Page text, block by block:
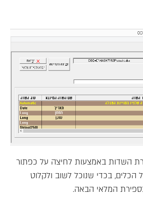
השדות באמצעות לחיצה על כפתור
בכדי שנוכל לשוב ולקלוט
המלאי הבאה.